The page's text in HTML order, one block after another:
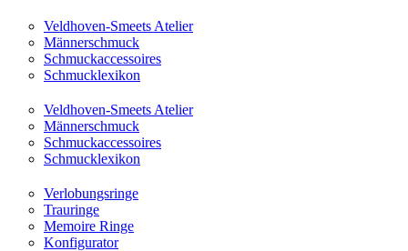
Veldhoven-Smeets Atelier
Männerschmuck
Schmuckaccessoires
Schmucklexikon
Veldhoven-Smeets Atelier
Männerschmuck
Schmuckaccessoires
Schmucklexikon
Verlobungsringe
Trauringe
Memoire Ringe
Konfigurator